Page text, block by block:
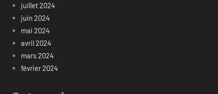
juillet 2024
juin 2024
mai 2024
avril 2024
mars 2024
février 2024